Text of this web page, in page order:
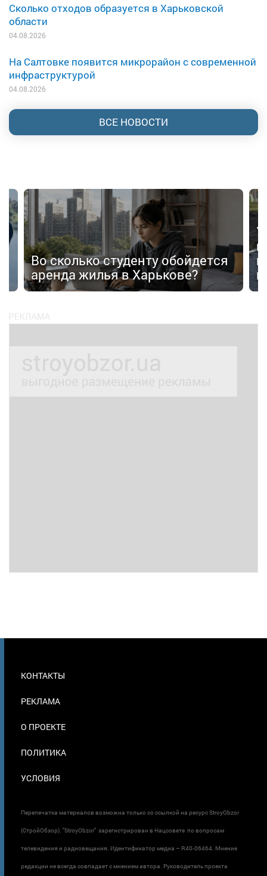
Сколько отходов образуется в Харьковской
области
04.08.2026
На Салтовке появится микрорайон с современной
инфраструктурой
04.08.2026
ВСЕ НОВОСТИ
Во сколько студенту обойдется
аренда жилья в Харькове?
В
КОНТАКТЫ
РЕКЛАМА
О ПРОЕКТЕ
ПОЛИТИКА
УСЛОВИЯ
Перепечатка материалов возможна только со ссылкой на ресурс StroyObzor
(СтройОбзор). "StroyObzor" зарегистрирован в Нацсовете по вопросам
телевидения и радиовещания. Идентификатор медиа – R40-06464. Мнение
редакции не всегда совпадает с мнением автора. Руководитель проекта